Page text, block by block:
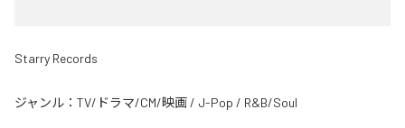
Starry Records
ジャンル： TV/ドラマ/CM/映画 / J-Pop / R&B/Soul